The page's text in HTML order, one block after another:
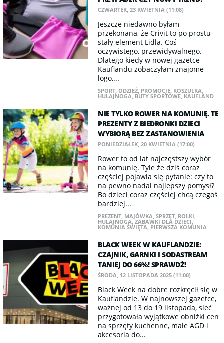
CZWARTEK, 23 KWIETNIA (11:08)
Jeszcze niedawno byłam
przekonana, że Crivit to po prostu
stały element Lidla. Coś
oczywistego, przewidywalnego.
Dlatego kiedy w nowej gazetce
Kauflandu zobaczyłam znajome
logo,...
SPORT,ODZIEŻ, PROMOCJE, KOSZULKA,
HULAJNOGA, BUTY SPORTOWE, KAUFLAND
NIE TYLKO ROWER NA KOMUNIĘ. TE
PREZENTY Z BIEDRONKI DZIECI
WYBIORĄ BEZ ZASTANOWIENIA
PONIEDZIAŁEK, 20 KWIETNIA (17:00)
Rower to od lat najczęstszy wybór
na komunię. Tyle że dziś coraz
częściej pojawia się pytanie: czy to
na pewno nadal najlepszy pomysł?
Bo dzieci coraz częściej chcą czegoś
bardziej...
PREZENT, MAJÓWKA,SPRZĘT, ROLKI,
HULAJNOGA,ZABAWKI DLA DZIECI,
KOMUNIA ŚWIĘTA, PIERWSZA KOMUNIA
BLACK WEEK W KAUFLANDZIE:
CZAJNIK, GARNKI I SODASTREAM
TANIEJ DO 66%! SPRAWDŹ!
ŚRODA, 12 LISTOPADA 2025 (11:00)
Black Week na dobre rozkręcił się w
Kauflandzie. W najnowszej gazetce,
ważnej od 13 do 19 listopada, sieć
przygotowała wyjątkowe obniżki cen
na sprzęty kuchenne, małe AGD i
akcesoria do...